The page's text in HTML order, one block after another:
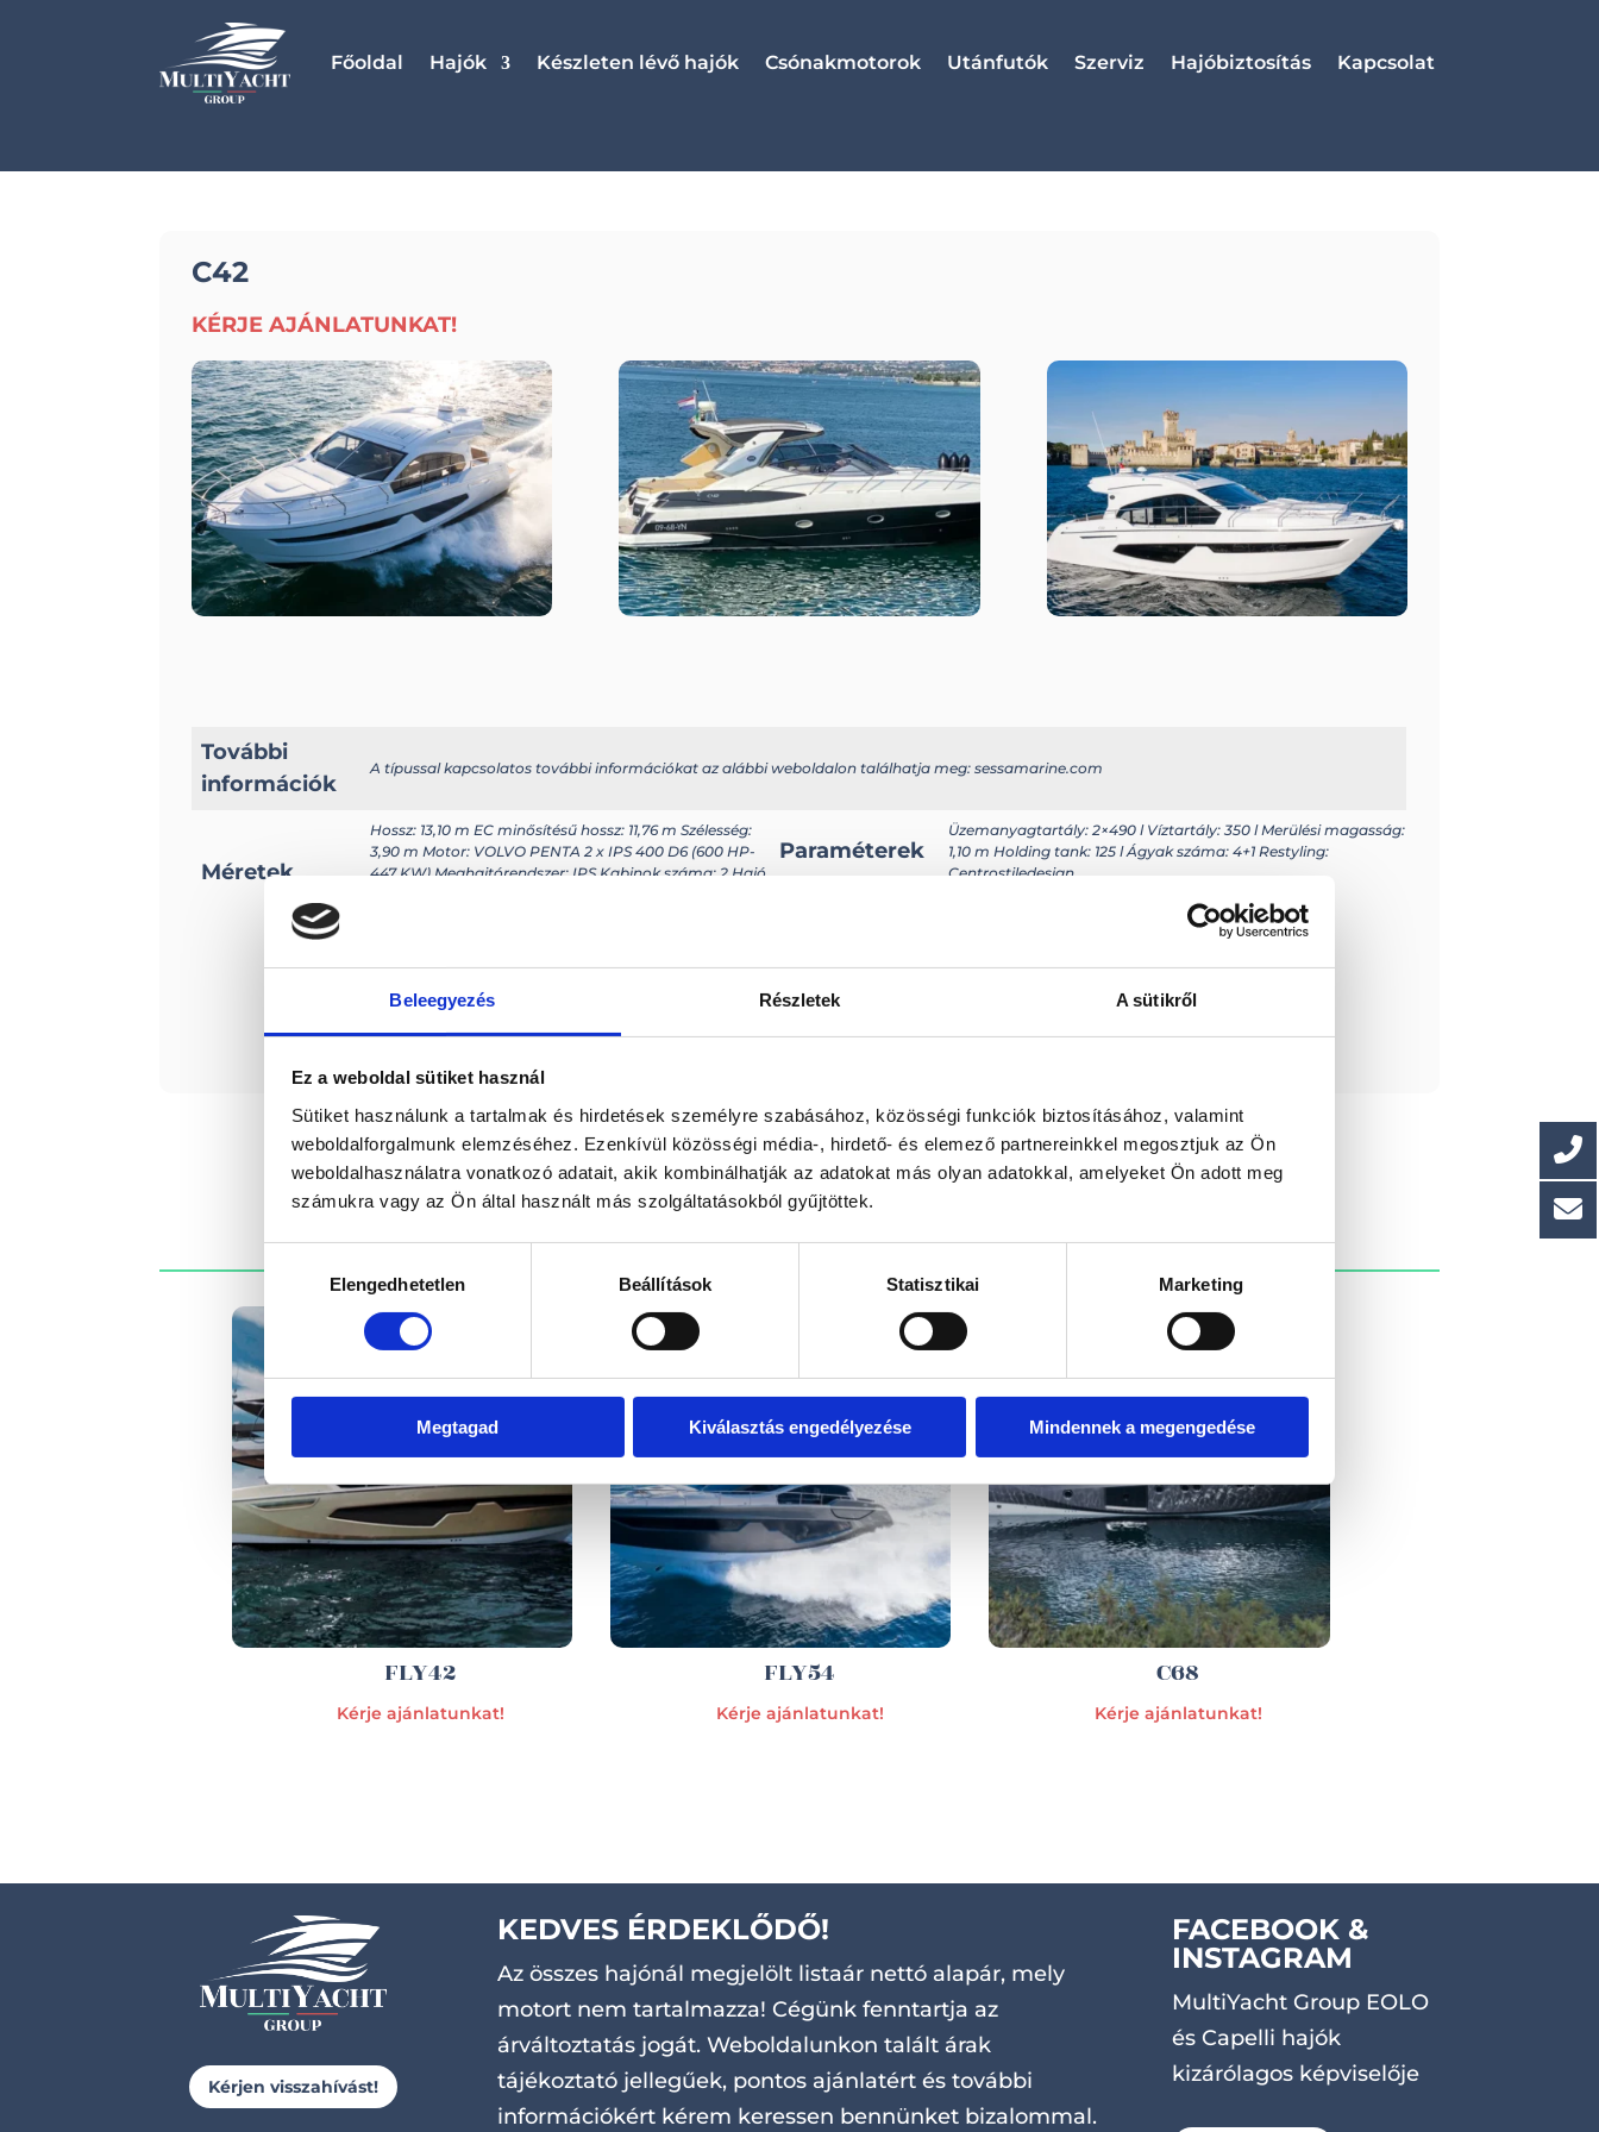
Beleegyezés Részletek A sütikről
Ez a weboldal sütiket használ
Sütiket használunk a tartalmak és hirdetések személyre szabásához, közösségi funkciók biztosításához, valamint
weboldalforgalmunk elemzéséhez. Ezenkívül közösségi média-, hirdető- és elemező partnereinkkel megosztjuk az Ön
weboldalhasználatra vonatkozó adatait, akik kombinálhatják az adatokat más olyan adatokkal, amelyeket Ön adott meg
számukra vagy az Ön által használt más szolgáltatásokból gyűjtöttek.
kiválasztásaElengedhetetlen Beállítások Statisztikai Marketing
Megtagad Kiválasztás engedélyezése Mindennek a megengedése
Főoldal Hajók Készleten lévő hajók Csónakmotorok Utánfutók Szerviz Hajóbiztosítás Kapcsolat
C42
KÉRJE AJÁNLATUNKAT!
Méretek
Hossz: 13,10 m EC minősítésű hossz: 11,76 m Szélesség:
3,90 m Motor: VOLVO PENTA 2 x IPS 400 D6 (600 HP-
447 KW) Meghajtórendszer: IPS Kabinok száma: 2 Hajó
Paraméterek
Üzemanyagtartály: 2×490 l Víztartály: 350 l Merülési magasság:
1,10 m Holding tank: 125 l Ágyak száma: 4+1 Restyling:
Centrostiledesign
További
információk
A típussal kapcsolatos további információkat az alábbi weboldalon találhatja meg: sessamarine.com
EZ IS ÉRDEKELHET
FLY42
Kérje ajánlatunkat!
FLY54
Kérje ajánlatunkat!
C68
Kérje ajánlatunkat!
Kérjen visszahívást!
KEDVES ÉRDEKLŐDŐ!
Az összes hajónál megjelölt listaár nettó alapár, mely
motort nem tartalmazza! Cégünk fenntartja az
árváltoztatás jogát. Weboldalunkon talált árak
tájékoztató jellegűek, pontos ajánlatért és további
információkért kérem keressen bennünket bizalommal.
FACEBOOK &
INSTAGRAM
MultiYacht Group EOLO
és Capelli hajók
kizárólagos képviselője